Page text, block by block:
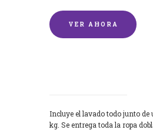
VER AHORA
Incluye el lavado todo junto de
kg. Se entrega toda la ropa